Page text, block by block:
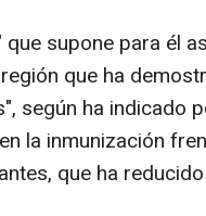
supone para él
que ha
según ha indicado
la inmunización
que ha